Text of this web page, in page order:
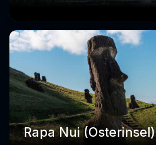
Rapa Nui (Osterinsel)